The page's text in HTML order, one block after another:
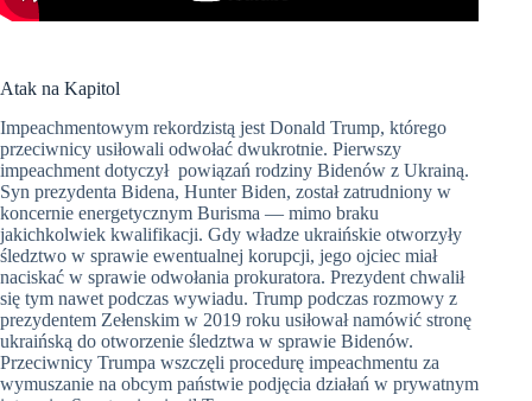
Atak na Kapitol
Impeachmentowym rekordzistą jest Donald Trump, którego
przeciwnicy usiłowali odwołać dwukrotnie. Pierwszy
impeachment dotyczył powiązań rodziny Bidenów z Ukrainą.
Syn prezydenta Bidena, Hunter Biden, został zatrudniony w
koncernie energetycznym Burisma — mimo braku
jakichkolwiek kwalifikacji. Gdy władze ukraińskie otworzyły
śledztwo w sprawie ewentualnej korupcji, jego ojciec miał
naciskać w sprawie odwołania prokuratora. Prezydent chwalił
się tym nawet podczas wywiadu. Trump podczas rozmowy z
prezydentem Zełenskim w 2019 roku usiłował namówić stronę
ukraińską do otworzenie śledztwa w sprawie Bidenów.
Przeciwnicy Trumpa wszczęli procedurę impeachmentu za
wymuszanie na obcym państwie podjęcia działań w prywatnym